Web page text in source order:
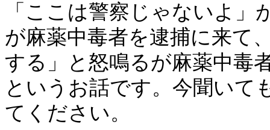
「ここは警察じゃないよ
が麻薬中毒者を逮捕に来て
する」と怒鳴るが麻薬中毒
というお話です。今聞いて
てください。